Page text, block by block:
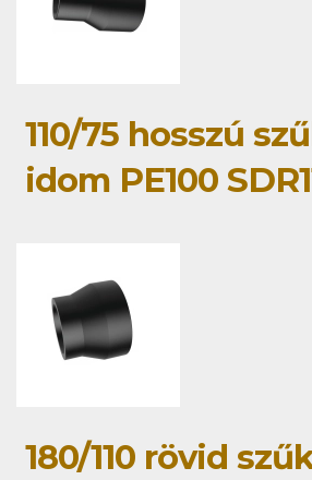
110/75 hosszú
idom PE100
180/110 rövid